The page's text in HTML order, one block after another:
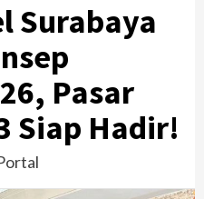
Surabaya
Pasar
Siap Hadir!